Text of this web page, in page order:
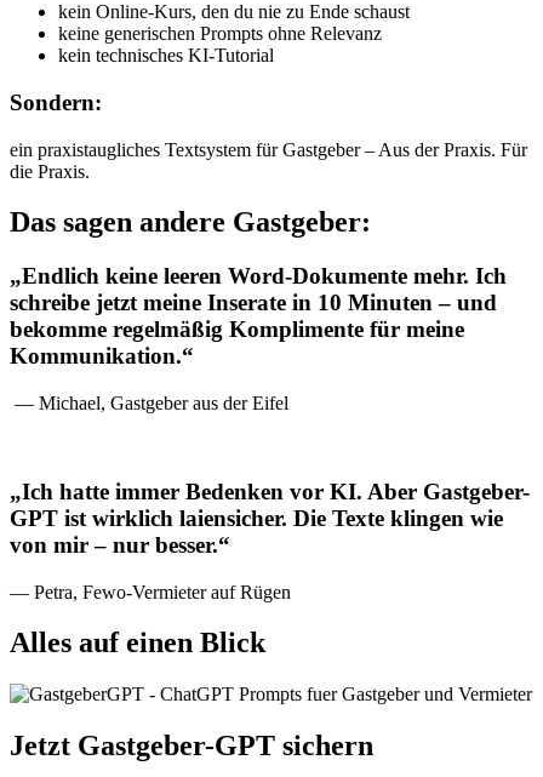
kein Online-Kurs, den du nie zu Ende schaust
keine generischen Prompts ohne Relevanz
kein technisches KI-Tutorial
Sondern:
ein praxistaugliches Textsystem für Gastgeber – Aus der Praxis. Für
die Praxis.
Das sagen andere Gastgeber:
„Endlich keine leeren Word-Dokumente mehr. Ich
schreibe jetzt meine Inserate in 10 Minuten – und
bekomme regelmäßig Komplimente für meine
Kommunikation.“
— Michael, Gastgeber aus der Eifel
„Ich hatte immer Bedenken vor KI. Aber Gastgeber-
GPT ist wirklich laiensicher. Die Texte klingen wie
von mir – nur besser.“
— Petra, Fewo-Vermieter auf Rügen
Alles auf einen Blick
Jetzt Gastgeber-GPT sichern